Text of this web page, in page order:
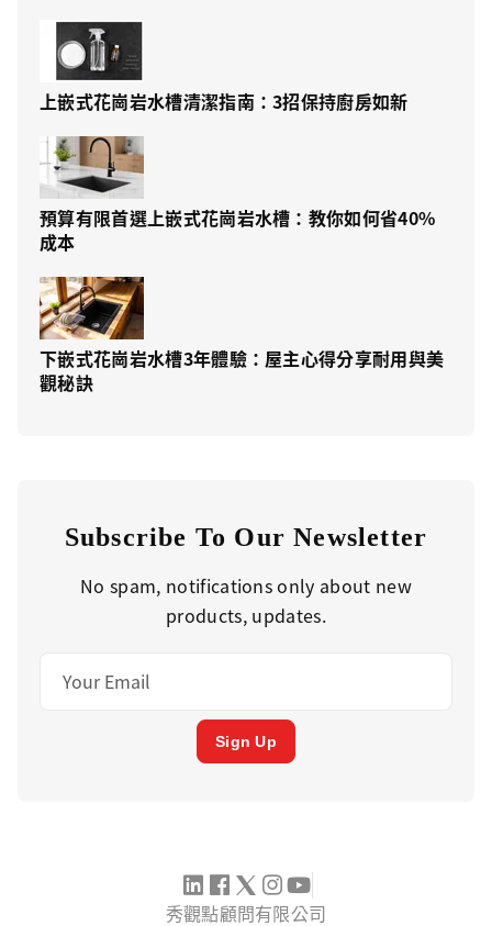
上嵌式花崗岩水槽清潔指南：3招保持廚房如新
預算有限首選上嵌式花崗岩水槽：教你如何省40%
成本
下嵌式花崗岩水槽3年體驗：屋主心得分享耐用與美
觀秘訣
Subscribe To Our Newsletter
No spam, notifications only about new
products, updates.
Sign Up
秀觀點顧問有限公司